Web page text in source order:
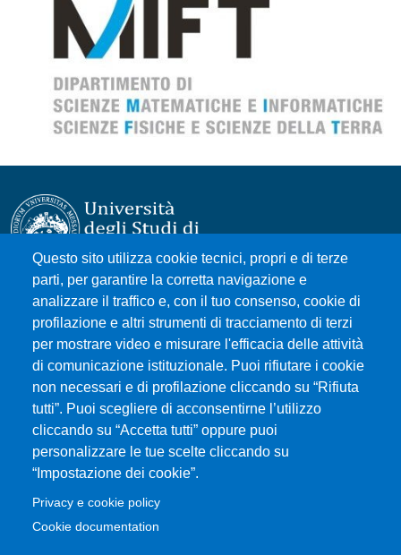
Questo sito utilizza cookie tecnici, propri e di terze
parti, per garantire la corretta navigazione e
analizzare il traffico e, con il tuo consenso, cookie di
profilazione e altri strumenti di tracciamento di terzi
per mostrare video e misurare l'efficacia delle attività
di comunicazione istituzionale. Puoi rifiutare i cookie
non necessari e di profilazione cliccando su “Rifiuta
tutti”. Puoi scegliere di acconsentirne l’utilizzo
cliccando su “Accetta tutti” oppure puoi
personalizzare le tue scelte cliccando su
“Impostazione dei cookie”.
Privacy e cookie policy
Cookie documentation
Università degli Studi di Messina
Piazza Pugliatti, 1 - 98122 Messina
Cod. Fiscale 80004070837
P.IVA 00724160833
Centralino: 090 676 1
MENÙ SOCIAL
MENÙ FOOTER 1
Accessibilità
Privacy e cookie policy
Cambia idea sui cookie